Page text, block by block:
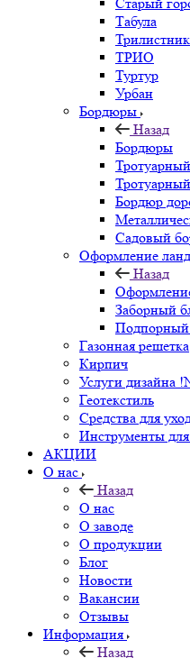
Табула
Трилистник
ТРИО
Туртур
Урбан
Бордюры
Назад
Бордюры
Бордюр
Садовый
Оформление
Назад
Заборный
Подпорный
Газонная решетка
Кирпич
Услуги дизайна
Геотекстиль
Средства для
Инструменты
АКЦИИ
О нас
Назад
О нас
О заводе
О продукции
Блог
Новости
Вакансии
Отзывы
Информация
Назад